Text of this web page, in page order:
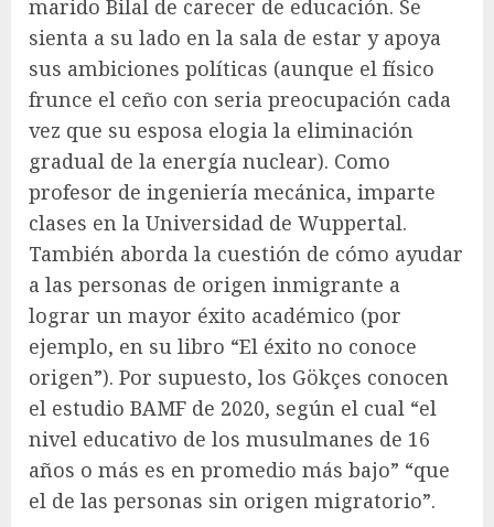
marido Bilal de carecer de educación. Se
sienta a su lado en la sala de estar y apoya
sus ambiciones políticas (aunque el físico
frunce el ceño con seria preocupación cada
vez que su esposa elogia la eliminación
gradual de la energía nuclear). Como
profesor de ingeniería mecánica, imparte
clases en la Universidad de Wuppertal.
También aborda la cuestión de cómo ayudar
a las personas de origen inmigrante a
lograr un mayor éxito académico (por
ejemplo, en su libro “El éxito no conoce
origen”). Por supuesto, los Gökçes conocen
el estudio BAMF de 2020, según el cual “el
nivel educativo de los musulmanes de 16
años o más es en promedio más bajo” “que
el de las personas sin origen migratorio”.